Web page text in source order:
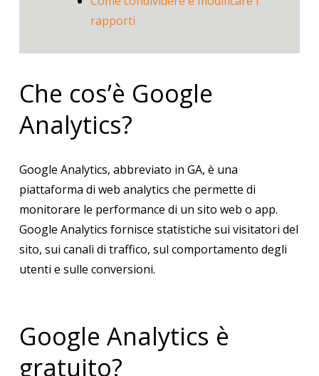
rapporti
Che cos’è Google
Analytics?
Google Analytics, abbreviato in GA, è una
piattaforma di web analytics che permette di
monitorare le performance di un sito web o app.
Google Analytics fornisce statistiche sui visitatori del
sito, sui canali di traffico, sul comportamento degli
utenti e sulle conversioni.
Google Analytics è
gratuito?